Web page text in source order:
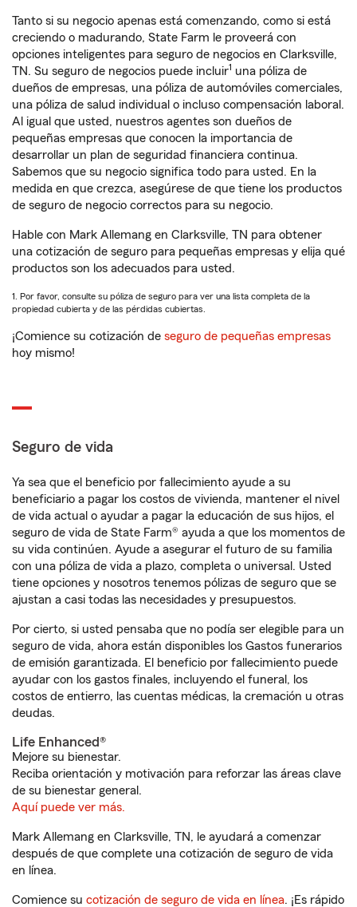
Tanto si su negocio apenas está comenzando, como si está
creciendo o madurando, State Farm le proveerá con
opciones inteligentes para seguro de negocios en Clarksville,
TN. Su seguro de negocios puede incluir1 una póliza de
dueños de empresas, una póliza de automóviles comerciales,
una póliza de salud individual o incluso compensación laboral.
Al igual que usted, nuestros agentes son dueños de
pequeñas empresas que conocen la importancia de
desarrollar un plan de seguridad financiera continua.
Sabemos que su negocio significa todo para usted. En la
medida en que crezca, asegúrese de que tiene los productos
de seguro de negocio correctos para su negocio.
Hable con Mark Allemang en Clarksville, TN para obtener
una cotización de seguro para pequeñas empresas y elija qué
productos son los adecuados para usted.
1. Por favor, consulte su póliza de seguro para ver una lista completa de la
propiedad cubierta y de las pérdidas cubiertas.
¡Comience su cotización de seguro de pequeñas empresas
hoy mismo!
Seguro de vida
Ya sea que el beneficio por fallecimiento ayude a su
beneficiario a pagar los costos de vivienda, mantener el nivel
de vida actual o ayudar a pagar la educación de sus hijos, el
seguro de vida de State Farm® ayuda a que los momentos de
su vida continúen. Ayude a asegurar el futuro de su familia
con una póliza de vida a plazo, completa o universal. Usted
tiene opciones y nosotros tenemos pólizas de seguro que se
ajustan a casi todas las necesidades y presupuestos.
Por cierto, si usted pensaba que no podía ser elegible para un
seguro de vida, ahora están disponibles los Gastos funerarios
de emisión garantizada. El beneficio por fallecimiento puede
ayudar con los gastos finales, incluyendo el funeral, los
costos de entierro, las cuentas médicas, la cremación u otras
deudas.
Life Enhanced®
Mejore su bienestar.
Reciba orientación y motivación para reforzar las áreas clave
de su bienestar general.
Aquí puede ver más.
Mark Allemang en Clarksville, TN, le ayudará a comenzar
después de que complete una cotización de seguro de vida
en línea.
Comience su cotización de seguro de vida en línea. ¡Es rápido